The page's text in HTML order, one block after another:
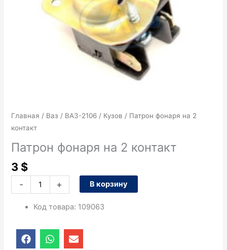
Главная / Ваз / ВАЗ-2106 / Кузов / Патрон фонаря на 2
контакт
Патрон фонаря на 2 контакт
3 $
- + В корзину
Код товара: 109063
F
a
W
h
E
n